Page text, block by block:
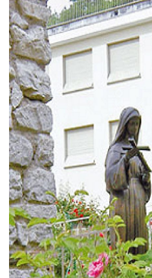
Basilica San Benedetto
La Basilica di San
secondo la tradizione sui
Santo.